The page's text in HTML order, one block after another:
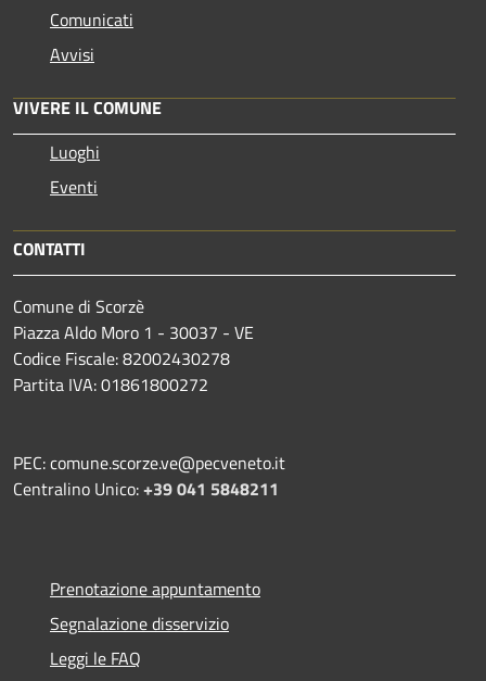
Comunicati
Avvisi
VIVERE IL COMUNE
Luoghi
Eventi
CONTATTI
Comune di Scorzè
Piazza Aldo Moro 1 - 30037 - VE
Codice Fiscale: 82002430278
Partita IVA: 01861800272
PEC: comune.scorze.ve@pecveneto.it
Centralino Unico:+39 041 5848211
Prenotazione appuntamento
Segnalazione disservizio
Leggi le FAQ